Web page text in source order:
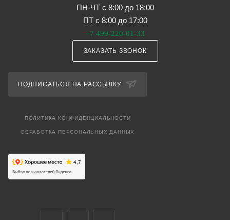
ПН-ЧТ с 8:00 до 18:00
ПТ с 8:00 до 17:00
+7 499-220-01-33
ЗАКАЗАТЬ ЗВОНОК
ПОДПИСАТЬСЯ НА РАССЫЛКУ
ПОЛИТИКА КОНФИДЕНЦИАЛЬНОСТИ
ОБРАБОТКА ПЕРСОНАЛЬНЫХ ДАННЫХ